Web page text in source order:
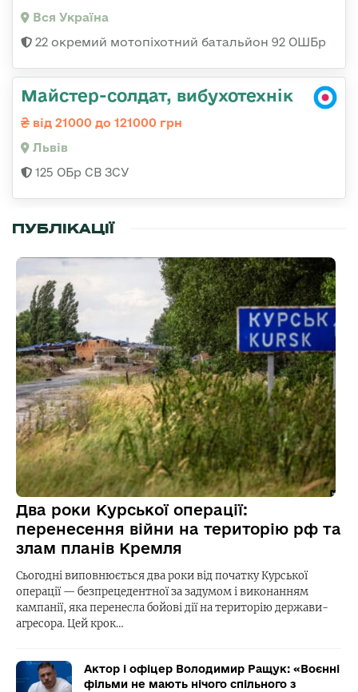
Вся Україна
22 окремий мотопіхотний батальйон 92 ОШБр
Майстер-солдат, вибухотехнік
від 21000 до 121000 грн
Львів
125 ОБр СВ ЗСУ
ПУБЛІКАЦІЇ
Два роки Курської операції:
перенесення війни на територію рф та
злам планів Кремля
Сьогодні виповнюється два роки від початку Курської
операції — безпрецедентної за задумом і виконанням
кампанії, яка перенесла бойові дії на територію держави-
агресора. Цей крок…
Актор і офіцер Володимир Ращук: «Воєнні
фільми не мають нічого спільного з